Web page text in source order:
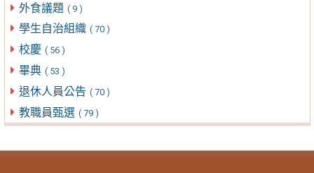
外食議題 ( 9 )
學生自治組織 ( 70 )
校慶 ( 56 )
畢典 ( 53 )
退休人員公告 ( 70 )
教職員甄選 ( 79 )